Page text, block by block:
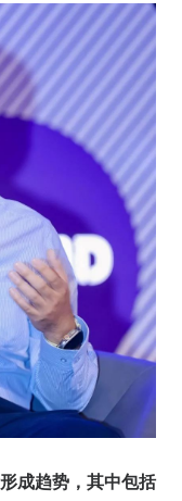
成趋势，其中包括